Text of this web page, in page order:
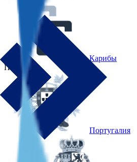
Карибы
ПО ВНЖ
Португалия